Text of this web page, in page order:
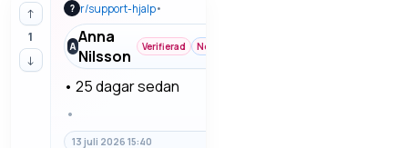
komma vidare. Vi
går igenom
felsökning steg
för steg så man
slipper gissa.
↑
1
↓
? r/support-hjalp•
AAnna
Nilsson
Verifierad Newsdesk
• 25 dagar sedan
•
13 juli 2026 15:40